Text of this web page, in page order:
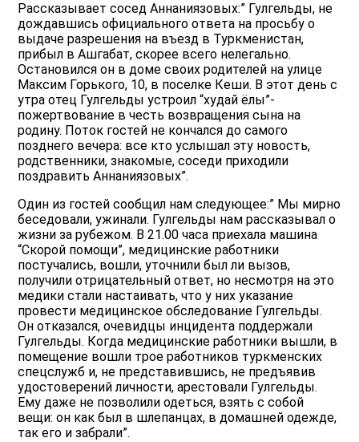
Рассказывает сосед Аннаниязовых:” Гулгельды, не
дождавшись официального ответа на просьбу о
выдаче разрешения на въезд в Туркменистан,
прибыл в Ашгабат, скорее всего нелегально.
Остановился он в доме своих родителей на улице
Максим Горького, 10, в поселке Кеши. В этот день с
утра отец Гулгельды устроил “худай ёлы”-
пожертвование в честь возвращения сына на
родину. Поток гостей не кончался до самого
позднего вечера: все кто услышал эту новость,
родственники, знакомые, соседи приходили
поздравить Аннаниязовых”.
Один из гостей сообщил нам следующее:” Мы мирно
беседовали, ужинали. Гулгельды нам рассказывал о
жизни за рубежом. В 21.00 часа приехала машина
“Скорой помощи”, медицинские работники
постучались, вошли, уточнили был ли вызов,
получили отрицательный ответ, но несмотря на это
медики стали настаивать, что у них указание
провести медицинское обследование Гулгельды.
Он отказался, очевидцы инцидента поддержали
Гулгельды. Когда медицинские работники вышли, в
помещение вошли трое работников туркменских
спецслужб и, не представившись, не предъявив
удостоверений личности, арестовали Гулгельды.
Ему даже не позволили одеться, взять с собой
вещи: он как был в шлепанцах, в домашней одежде,
так его и забрали”.